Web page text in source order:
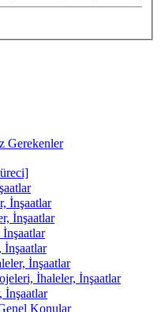
Gerekenler
İnşaatlar
İnşaatlar
İnşaatlar
İhaleler, İnşaatlar
Konular